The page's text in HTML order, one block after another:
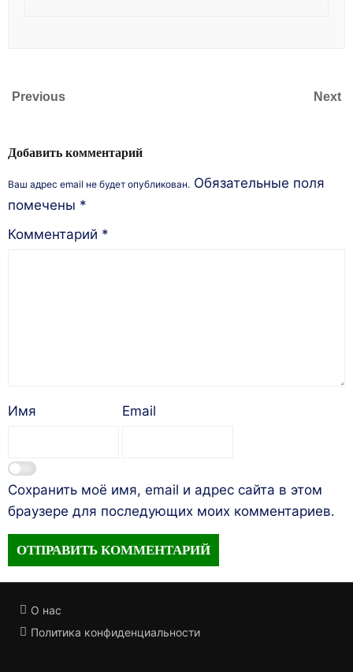
Previous Next
Добавить комментарий
Ваш адрес email не будет опубликован. Обязательные поля
помечены *
Комментарий *
Имя Email
Сохранить моё имя, email и адрес сайта в этом
браузере для последующих моих комментариев.
О нас
Политика конфиденциальности